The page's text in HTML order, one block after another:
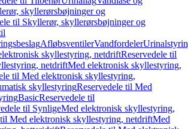
skyllerørsbøjninger og
til Skyllerør, skyllerørsbøjninger og
AfløbsventilerVandfordeler
skyllestyring, netdriftReservedele til
netdriftMed elektronisk skyllestyring,
til Med elektronisk skyllestyring,
skyllestyringReservedele til Med
BasicReservedele til
til SynligeMed elektronisk skyllestyring,
Med elektronisk skyllestyring, netdriftMed